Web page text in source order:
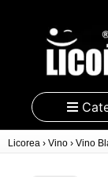
Licorea › Vino › Vino